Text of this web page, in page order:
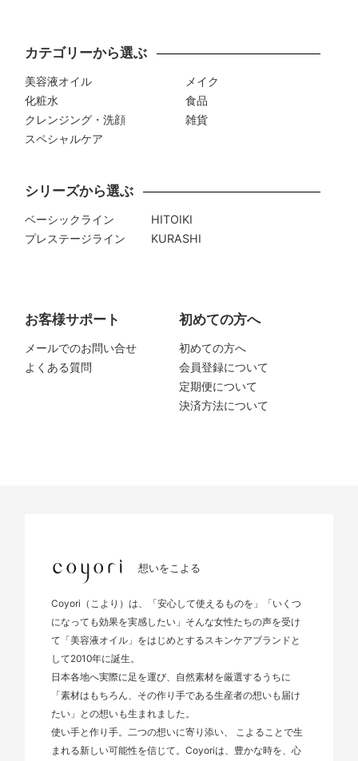
カテゴリーから選ぶ
美容液オイル
化粧水
クレンジング・洗顔
スペシャルケア
メイク
食品
雑貨
シリーズから選ぶ
ベーシックライン
プレステージライン
HITOIKI
KURASHI
お客様サポート
メールでのお問い合せ
よくある質問
初めての方へ
初めての方へ
会員登録について
定期便について
決済方法について
想いをこよる
Coyori（こより）は、「安心して使えるものを」「いくつ
になっても効果を実感したい」そんな女性たちの声を受け
て「美容液オイル」をはじめとするスキンケアブランドと
して2010年に誕生。
日本各地へ実際に足を運び、自然素材を厳選するうちに
「素材はもちろん、その作り手である生産者の想いも届け
たい」との想いも生まれました。
使い手と作り手。二つの想いに寄り添い、 こよることで生
まれる新しい可能性を信じて。Coyoriは、豊かな時を、心